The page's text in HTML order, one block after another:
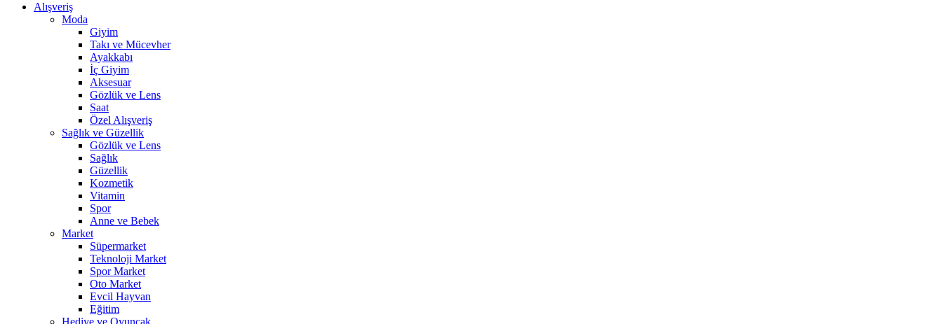
Alışveriş
Moda
Giyim
Takı ve Mücevher
Ayakkabı
İç Giyim
Aksesuar
Gözlük ve Lens
Saat
Özel Alışveriş
Sağlık ve Güzellik
Gözlük ve Lens
Sağlık
Güzellik
Kozmetik
Vitamin
Spor
Anne ve Bebek
Market
Süpermarket
Teknoloji Market
Spor Market
Oto Market
Evcil Hayvan
Eğitim
Hediye ve Oyuncak